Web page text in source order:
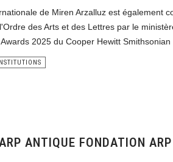
de Miren Arzalluz est également
des Arts et des Lettres par le
2025 du Cooper Hewitt
ANTIQUE FONDATION